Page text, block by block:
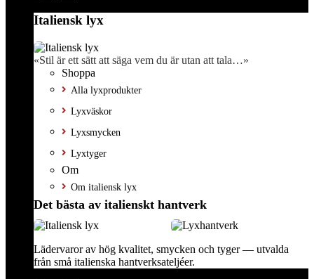
Italiensk lyx
«Stil är ett sätt att säga vem du är utan att tala…»
Shoppa
Alla lyxprodukter
Lyxväskor
Lyxsmycken
Lyxtyger
Om
Om italiensk lyx
Det bästa av italienskt hantverk
Lädervaror av hög kvalitet, smycken och tyger — utvalda
från små italienska hantverksateljéer.